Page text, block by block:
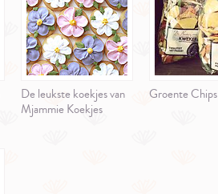
De leukste koekjes van
Mjammie Koekjes
Groente Chips